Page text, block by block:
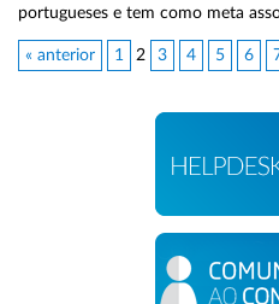
portugueses e tem como meta
« anterior 1 2 3 4 5 6